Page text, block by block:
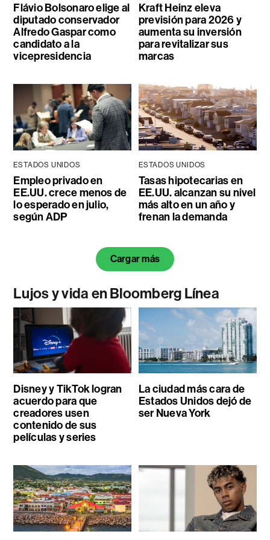
Flávio Bolsonaro elige al
diputado conservador
Alfredo Gaspar como
candidato a la
vicepresidencia
Kraft Heinz eleva
previsión para 2026 y
aumenta su inversión
para revitalizar sus
marcas
ESTADOS UNIDOS
Empleo privado en
EE.UU. crece menos de
lo esperado en julio,
según ADP
ESTADOS UNIDOS
Tasas hipotecarias en
EE.UU. alcanzan su nivel
más alto en un año y
frenan la demanda
Cargar más
Lujos y vida en Bloomberg Línea
Disney y TikTok logran
acuerdo para que
creadores usen
contenido de sus
películas y series
La ciudad más cara de
Estados Unidos dejó de
ser Nueva York